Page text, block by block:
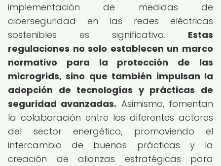
implementación de medidas de
ciberseguridad en las redes eléctricas
sostenibles es significativo. Estas
regulaciones no solo establecen un marco
normativo para la protección de las
microgrids, sino que también impulsan la
adopción de tecnologías y prácticas de
seguridad avanzadas. Asimismo, fomentan
la colaboración entre los diferentes actores
del sector energético, promoviendo el
intercambio de buenas prácticas y la
creación de alianzas estratégicas para